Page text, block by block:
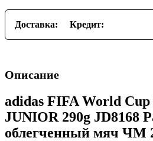
Доставка: Кредит:
Описание
adidas FIFA World
JUNIOR 290g JD8168
облегченный мяч ЧМ